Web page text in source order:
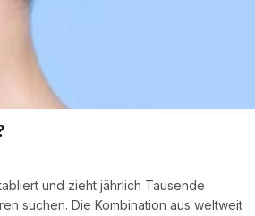
und zieht jährlich Tausende
suchen. Die Kombination aus weltweit